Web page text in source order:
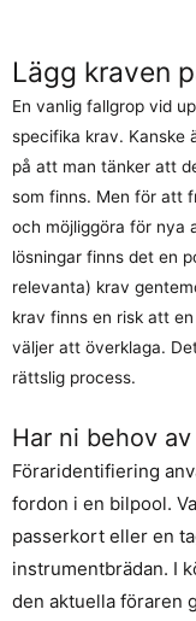
Lägg kraven
En vanlig fallgrop vid
specifika krav. Kanske
på att man tänker att
som finns. Men för att
och möjliggöra för nya
lösningar finns det en
relevanta) krav
krav finns en risk att
väljer att överklaga.
rättslig process.
Har ni behov
Föraridentifiering
fordon i en bilpool.
passerkort eller en
instrumentbrädan. I
den aktuella föraren